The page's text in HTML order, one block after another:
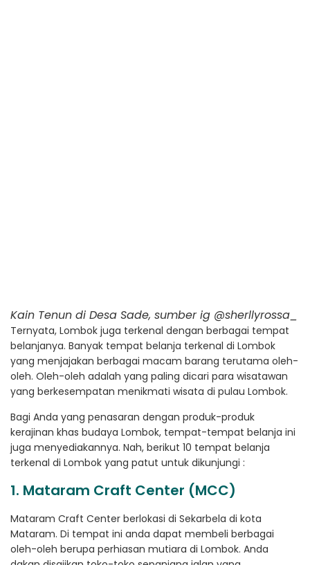
Kain Tenun di Desa Sade, sumber ig @sherllyrossa_
Ternyata, Lombok juga terkenal dengan berbagai tempat
belanjanya. Banyak tempat belanja terkenal di Lombok
yang menjajakan berbagai macam barang terutama oleh-
oleh. Oleh-oleh adalah yang paling dicari para wisatawan
yang berkesempatan menikmati wisata di pulau Lombok.
Bagi Anda yang penasaran dengan produk-produk
kerajinan khas budaya Lombok, tempat-tempat belanja ini
juga menyediakannya. Nah, berikut 10 tempat belanja
terkenal di Lombok yang patut untuk dikunjungi :
1. Mataram Craft Center (MCC)
Mataram Craft Center berlokasi di Sekarbela di kota
Mataram. Di tempat ini anda dapat membeli berbagai
oleh-oleh berupa perhiasan mutiara di Lombok. Anda